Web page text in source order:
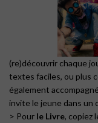
(re)découvrir chaque
textes faciles, ou plus
également
invite le jeune dans un
> Pour le Livre, copiez